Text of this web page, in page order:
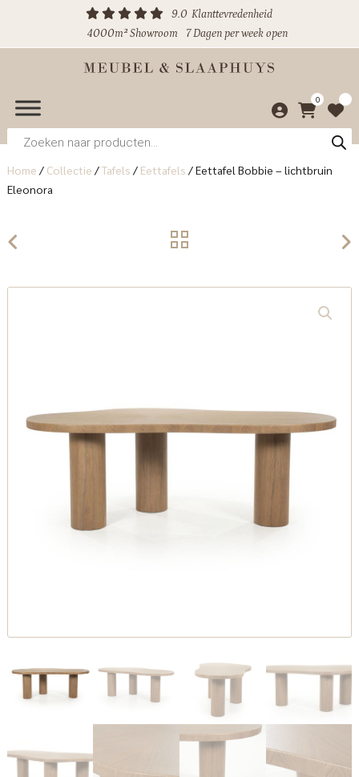
9.0 Klanttevredenheid
4000m² Showroom
7 Dagen per week open
0
Producten
zoeken
Home / Collectie /Tafels / Eettafels /Eettafel Bobbie – lichtbruin
Eleonora